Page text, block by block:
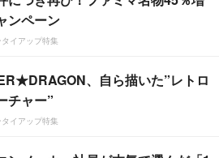
ンペーン
イアップ特集
、自ら描いた”レトロ
チャー”
イアップ特集